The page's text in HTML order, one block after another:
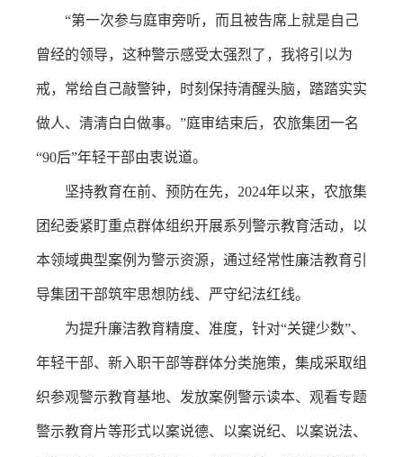
“第一次参与庭审旁听，而且被告席上就是自己
曾经的领导，这种警示感受太强烈了，我将引以为
戒，常给自己敲警钟，时刻保持清醒头脑，踏踏实实
做人、清清白白做事。”庭审结束后，农旅集团一名
“90后”年轻干部由衷说道。
坚持教育在前、预防在先，2024年以来，农旅集
团纪委紧盯重点群体组织开展系列警示教育活动，以
本领域典型案例为警示资源，通过经常性廉洁教育引
导集团干部筑牢思想防线、严守纪法红线。
为提升廉洁教育精度、准度，针对“关键少数”、
年轻干部、新入职干部等群体分类施策，集成采取组
织参观警示教育基地、发放案例警示读本、观看专题
警示教育片等形式以案说德、以案说纪、以案说法、